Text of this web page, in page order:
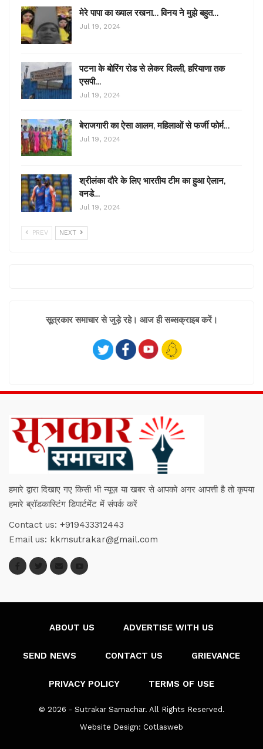
मेरे पापा का ख्याल रखना… विनय ने मुझे बहुत…
Jul 19, 2024
पटना के बोरिंग रोड से लेकर दिल्ली, हरियाणा तक
एसपी…
Jul 19, 2024
बेराजगारी का ऐसा आलम, महिलाओं से फर्जी फोर्म…
Jul 19, 2024
श्रीलंका दौरे के लिए भारतीय टीम का हुआ ऐलान,
वनडे…
Jul 19, 2024
PREV NEXT
सूत्रकार समाचार से जुड़े रहे। आज ही सब्सक्राइब करें।
हमारे द्वारा दिखाए गए किसी भी न्यूज़ या खबर से आपको अगर आपत्ती है तो कृपया
हमारे ब्रॉडकास्टिंग डिपार्टमेंट में संपर्क करें
Contact us: +919433312443
Email us: kkmsutrakar@gmail.com
ABOUT US ADVERTISE WITH US
SEND NEWS CONTACT US GRIEVANCE
PRIVACY POLICY TERMS OF USE
© 2026 - Sutrakar Samachar. All Rights Reserved.
Website Design: Cotlasweb